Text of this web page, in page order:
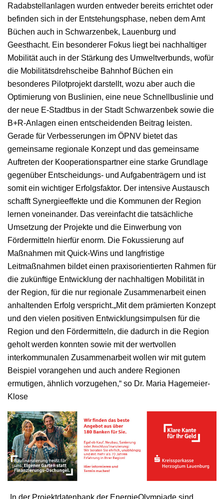
Radabstellanlagen wurden entweder bereits errichtet oder
befinden sich in der Entstehungsphase, neben dem Amt
Büchen auch in Schwarzenbek, Lauenburg und
Geesthacht. Ein besonderer Fokus liegt bei nachhaltiger
Mobilität auch in der Stärkung des Umweltverbunds, wofür
die Mobilitätsdrehscheibe Bahnhof Büchen ein
besonderes Pilotprojekt darstellt, wozu aber auch die
Optimierung von Buslinien, eine neue Schnellbuslinie und
der neue E-Stadtbus in der Stadt Schwarzenbek sowie die
B+R-Anlagen einen entscheidenden Beitrag leisten.
Gerade für Verbesserungen im ÖPNV bietet das
gemeinsame regionale Konzept und das gemeinsame
Auftreten der Kooperationspartner eine starke Grundlage
gegenüber Entscheidungs- und Aufgabenträgern und ist
somit ein wichtiger Erfolgsfaktor. Der intensive Austausch
schafft Synergieeffekte und die Kommunen der Region
lernen voneinander. Das vereinfacht die tatsächliche
Umsetzung der Projekte und die Einwerbung von
Fördermitteln hierfür enorm. Die Fokussierung auf
Maßnahmen mit Quick-Wins und langfristige
Leitmaßnahmen bildet einen praxisorientierten Rahmen für
die zukünftige Entwicklung der nachhaltigen Mobilität in
der Region, für die nur regionale Zusammenarbeit einen
anhaltenden Erfolg verspricht.„Mit dem prämierten Konzept
und den vielen positiven Entwicklungsimpulsen für die
Region und den Fördermitteln, die dadurch in die Region
geholt werden konnten sowie mit der wertvollen
interkommunalen Zusammenarbeit wollen wir mit gutem
Beispiel vorangehen und auch andere Regionen
ermutigen, ähnlich vorzugehen,“ so Dr. Maria Hagemeier-
Klose